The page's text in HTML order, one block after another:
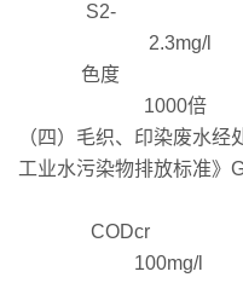
S2-
2.3mg/l
色度
1000倍
（四）毛织、印染废水
工业水污染物排放标准》
CODcr
100mg/l